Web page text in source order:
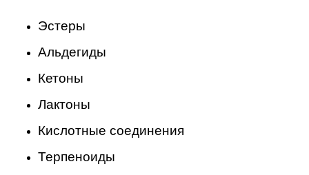
Эстеры
Альдегиды
Кетоны
Лактоны
Кислотные соединения
Терпеноиды